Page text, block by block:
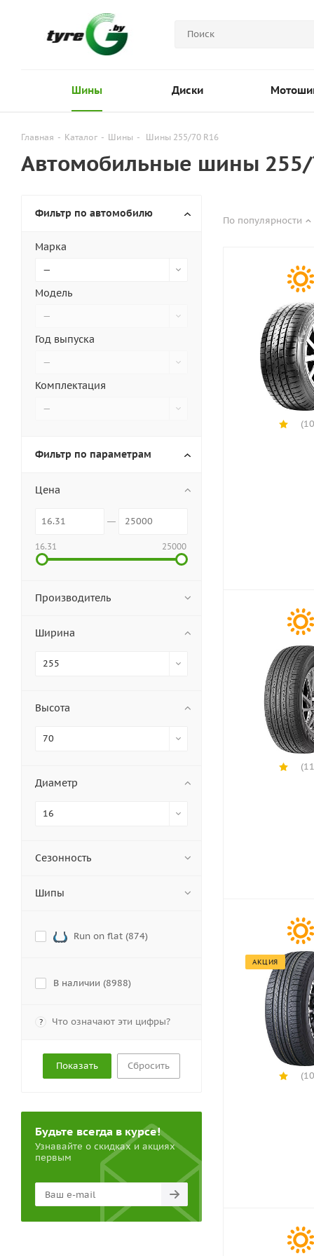
Шины Диски
Главная - Каталог - Шины - Шины 255/70 R16
Автомобильные шины 255/
По популярности
АКЦИЯ
Фильтр по автомобилю
Марка
—
Модель
—
Год выпуска
—
Комплектация
—
Фильтр по параметрам
Цена
16.31 25000
Производитель
Ширина
255
Высота
70
Диаметр
16
Сезонность
Шипы
Run on flat (874)
В наличии (8988)
? Что означают эти цифры?
Сбросить
Будьте всегда в курсе!
Узнавайте о скидках и акциях
первым